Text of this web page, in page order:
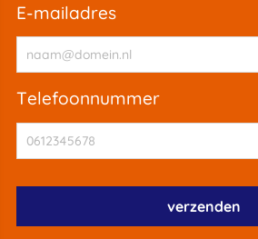
e-mailadres
telefoonnummer